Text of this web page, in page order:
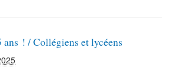
! / Collégiens et lycéens